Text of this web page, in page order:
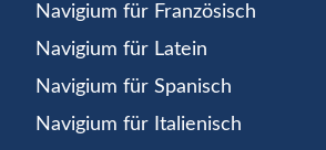
Navigium für Französisch
Navigium für Latein
Navigium für Spanisch
Navigium für Italienisch